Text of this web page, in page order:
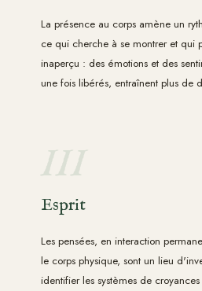
La présence au corps amène un
ce qui cherche à se montrer et qui
inaperçu : des émotions et des
une fois libérés, entraînent plus de
III
Esprit
Les pensées, en interaction
le corps physique, sont un lieu
identifier les systèmes de